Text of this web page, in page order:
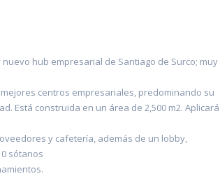
hub empresarial de Santiago de Surco; muy
mejores centros empresariales, predominando su
Está construida en un área de 2,500 m2. Aplicará
y cafetería, además de un lobby,
sótanos